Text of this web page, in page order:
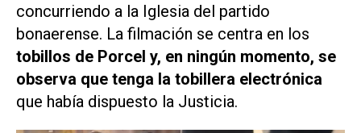
concurriendo a la Iglesia del partido
bonaerense. La filmación se centra en los
tobillos de Porcel y, en ningún momento, se
observa que tenga la tobillera electrónica
que había dispuesto la Justicia.